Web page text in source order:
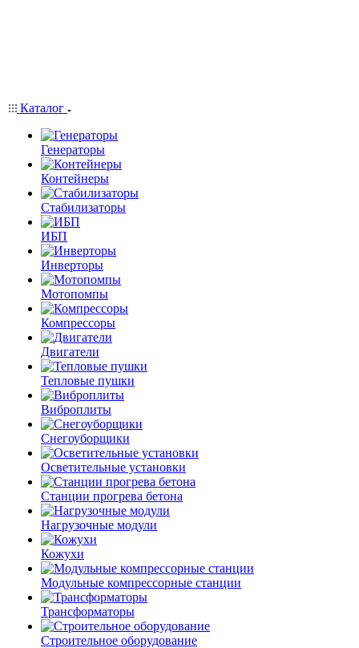
Каталог
Генераторы
Контейнеры
Стабилизаторы
ИБП
Инверторы
Мотопомпы
Компрессоры
Двигатели
Тепловые пушки
Виброплиты
Снегоуборщики
Осветительные установки
Станции прогрева бетона
Нагрузочные модули
Кожухи
Модульные компрессорные станции
Трансформаторы
Строительное оборудование